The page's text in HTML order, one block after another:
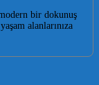
bir dokunuş
alanlarınıza